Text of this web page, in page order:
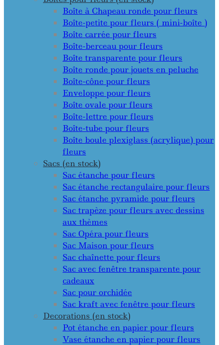
Boîte à Chapeau ronde pour fleurs
Boîte-petite pour fleurs ( mini-boîte )
Boîte carrée pour fleurs
Boîte-berceau pour fleurs
Boîte transparente pour fleurs
Boîte ronde pour jouets en peluche
Boîte-cône pour fleurs
Enveloppe pour fleurs
Boîte ovale pour fleurs
Boîte-lettre pour fleurs
Boîte-tube pour fleurs
Boîte boule plexiglass (acrylique) pour
fleurs
Sacs (en stock)
Sac étanche pour fleurs
Sac étanche rectangulaire pour fleurs
Sac étanche pyramide pour fleurs
Sac trapèze pour fleurs avec dessins
aux thèmes
Sac Opéra pour fleurs
Sac Maison pour fleurs
Sac chaînette pour fleurs
Sac avec fenêtre transparente pour
cadeaux
Sac pour orchidée
Sac kraft avec fenêtre pour fleurs
Decorations (en stock)
Pot étanche en papier pour fleurs
Vase étanche en papier pour fleurs